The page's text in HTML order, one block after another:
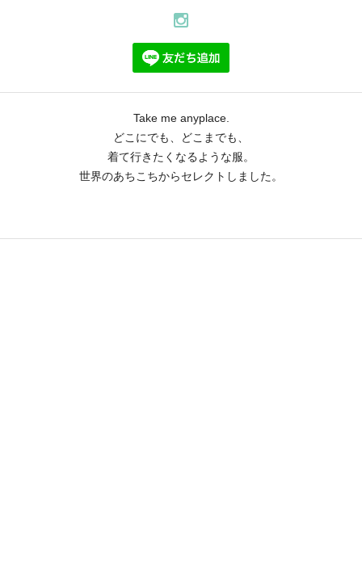
Take me anyplace.
どこにでも、どこまでも、
着て行きたくなるような服。
世界のあちこちからセレクトしました。